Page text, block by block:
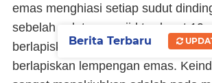
emas menghiasi setiap sudut
sebelah selatan masjid terdapat 19
berlapiskan perunggu sementara
berlapiskan lempengan emas.
Berita Terbaru